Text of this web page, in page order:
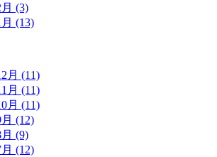
(3)
(13)
月 (11)
月 (11)
月 (11)
(12)
(9)
(12)